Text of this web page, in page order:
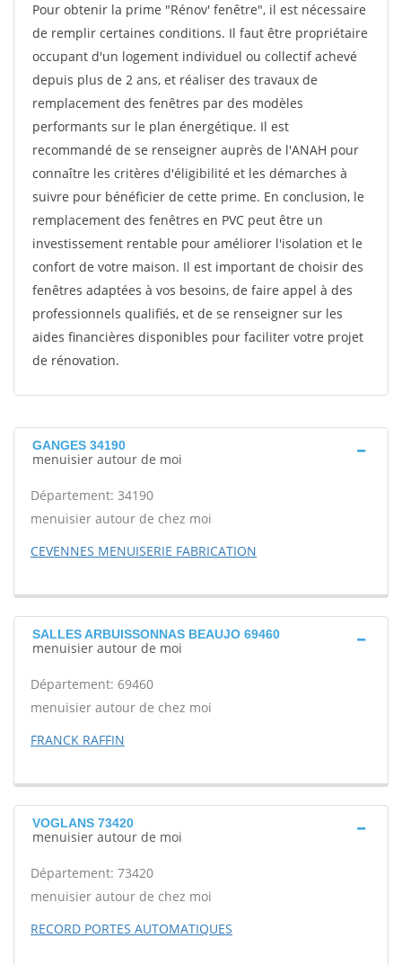
Pour obtenir la prime "Rénov' fenêtre", il est nécessaire
de remplir certaines conditions. Il faut être propriétaire
occupant d'un logement individuel ou collectif achevé
depuis plus de 2 ans, et réaliser des travaux de
remplacement des fenêtres par des modèles
performants sur le plan énergétique. Il est
recommandé de se renseigner auprès de l'ANAH pour
connaître les critères d'éligibilité et les démarches à
suivre pour bénéficier de cette prime. En conclusion, le
remplacement des fenêtres en PVC peut être un
investissement rentable pour améliorer l'isolation et le
confort de votre maison. Il est important de choisir des
fenêtres adaptées à vos besoins, de faire appel à des
professionnels qualifiés, et de se renseigner sur les
aides financières disponibles pour faciliter votre projet
de rénovation.
GANGES 34190
menuisier autour de moi
Département: 34190
menuisier autour de chez moi
CEVENNES MENUISERIE FABRICATION
SALLES ARBUISSONNAS BEAUJO 69460
menuisier autour de moi
Département: 69460
menuisier autour de chez moi
FRANCK RAFFIN
VOGLANS 73420
menuisier autour de moi
Département: 73420
menuisier autour de chez moi
RECORD PORTES AUTOMATIQUES